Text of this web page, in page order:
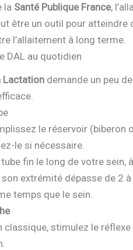
la Santé Publique France,
être un outil pour
l’allaitement à long terme.
DAL au quotidien
Lactation demande un peu
le réservoir (biberon
le si nécessaire.
fin le long de votre sein,
extrémité dépasse de 2
temps que le sein.
classique, stimulez le